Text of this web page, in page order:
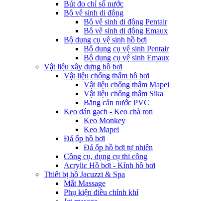
Bút đo chỉ số nước
Bộ vệ sinh di động
Bộ vệ sinh di động Pentair
Bộ vệ sinh di động Emaux
Bộ dụng cụ vệ sinh hồ bơi
Bộ dụng cụ vệ sinh Pentair
Bộ dụng cụ vệ sinh Emaux
Vật liệu xây dựng hồ bơi
Vật liệu chống thấm hồ bơi
Vật liệu chống thấm Mapei
Vật liệu chống thấm Sika
Băng cản nước PVC
Keo dán gạch - Keo chà ron
Keo Monkey
Keo Mapei
Đá ốp hồ bơi
Đá ốp hồ bơi tự nhiên
Công cụ, dụng cụ thi công
Acrylic Hồ bơi - Kính hồ bơi
Thiết bị hồ Jacuzzi & Spa
Mắt Massage
Phụ kiện điều chỉnh khí